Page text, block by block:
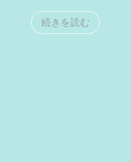
続きを読む